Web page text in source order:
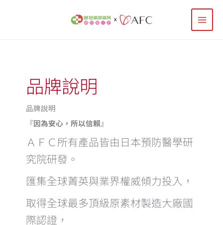
品牌說明
品牌說明
『因為安心，所以信賴』
ＡＦＣ所有產品皆由日本預防醫學研
究院研發。
匯集全球菁英與業界權威傾力投入，
取得全球最多頂級原素材製造大廠國
際認證，